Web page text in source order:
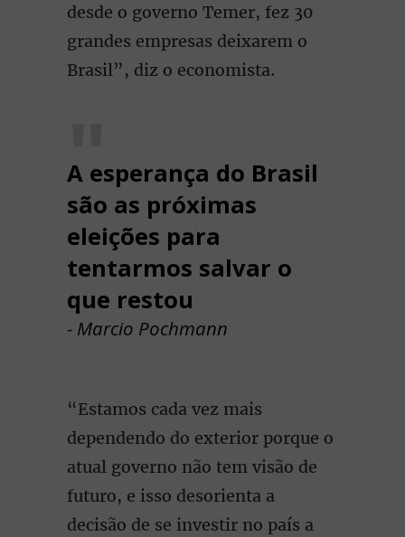
desde o governo Temer, fez 30
grandes empresas deixarem o
Brasil”, diz o economista.
A esperança do Brasil
são as próximas
eleições para
tentarmos salvar o
que restou
- Marcio Pochmann
“Estamos cada vez mais
dependendo do exterior porque o
atual governo não tem visão de
futuro, e isso desorienta a
decisão de se investir no país a